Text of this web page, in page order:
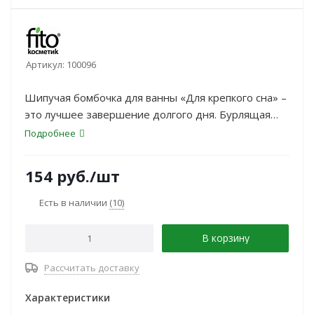
Артикул: 100096
Шипучая бомбочка для ванны «Для крепкого сна» –
это лучшее завершение долгого дня. Бурлящая
ароматная ванна бережно ухаживает за кожей,
восстановлению
Подробнее
154 руб./шт
Есть в наличии (10)
В корзину
Рассчитать доставку
Характеристики